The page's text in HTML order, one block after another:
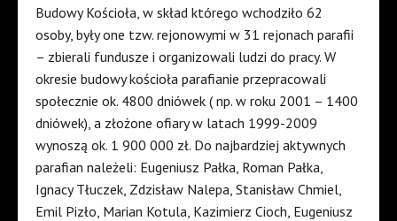
Budowy Kościoła , w skład którego wchodziło 62
osoby, byłyone tzw. rejonowymi w 31 rejonach parafii
– zbierali fundusze i organizowali ludzi do pracy. W
okresie budowy kościoła parafianie przepracowali
społecznie ok. 4800 dniówek ( np. w roku 2001 – 1400
dniówek), a złożone ofiaryw latach 1999-2009
wynoszą ok. 1 900 000 zł. Do najbardziej aktywnych
parafian należeli: Eugeniusz Pałka , Roman Pałka
Ignacy Tłuczek Zdzisław Nalepa Stanisław Chmiel
Emil Pizło , Marian Kotula Kazimierz Cioch Eugeniusz